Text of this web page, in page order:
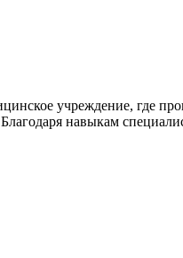
учреждение, где
навыкам